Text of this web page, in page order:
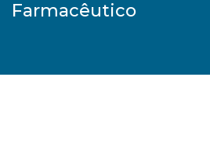
Farmacêutico